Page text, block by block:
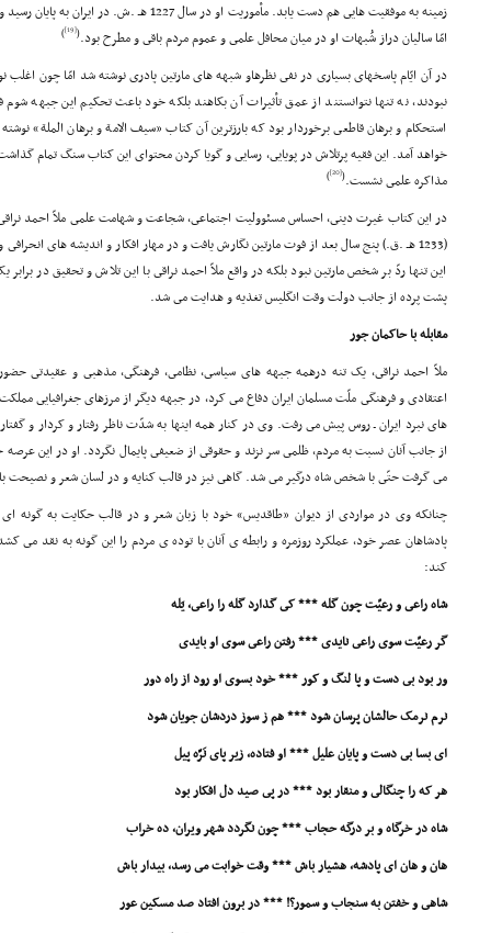
زمینه به موفقیت هایى هم دست یابد. مأموریت او در
امّا سالیان دراز شُبهات او در میان محافل علمى و عموم مردم باقى و مطرح بود.(
[19]
)
در آن ایّام پاسخهاى بسیارى در نفى نظرهاو شبهه هاى مارتین پادرى نوشته شد امّا چون اغلب
نبودند، نه تنها نتوانستند از عمق تأثیرات آن بکاهند بلکه خود باعث تحکیم این جبهه
استحکام و برهان قاطعى برخوردار بود که بارزترین آن کتاب «سیف الامة و برهان الملة»
خواهد آمد. این فقیه پرتلاش در پویایى، رسایى و گویا کردن محتواى این کتاب سنگ تمام
مذاکره علمى نشست.(
[20]
)
در این کتاب غیرت دینى، احساس مسئوولیت اجتماعى، شجاعت و شهامت علمى ملاّ احمد
(1233 هـ .ق.) پنج سال بعد از فوت مارتین نگارش یافت و در مهار افکار و اندیشه هاى
این تنها ردّ بر شخص مارتین نبود بلکه در واقع ملاّ احمد نراقى با این تلاش و تحقیق در
پشت پرده از جانب دولت وقت انگلیس تغذیه و هدایت مى شد.
مقابله با حاکمان جور
ملاّ احمد نراقى، یک تنه درهمه جبهه هاى سیاسى، نظامى، فرهنگى، مذهبى و عقیدتى
اعتقادى و فرهنگى ملّت مسلمان ایران دفاع مى کرد، در جبهه دیگر از مرزهاى جغرافیایى
هاى نبرد ایران ـ روس پیش مى رفت. وى در کنار همه اینها به شدّت ناظر رفتار و کردار و
از جانب آنان نسبت به مردم، ظلمى سر نزند و حقوقى از ضعیفى پایمال نگردد. او در این
مى گرفت حتّى با شخص شاه درگیر مى شد. گاهى نیز در قالب کنایه و در لسان شعر و نصیحت
چنانکه وى در مواردى از دیوان «طاقدیس» خود با زبان شعر و در قالب حکایت به گونه
پادشاهان عصر خود، عملکرد روزمره و رابطه ى آنان با توده ى مردم را این گونه به نقد مى
کند:
شاه راعى و رعیّت چون گله *** کى گذارد گله را راعى، یَله
گر رعیّت سوى راعى نایدى *** رفتن راعى سوى او بایدى
ور بود بى دست و پا لنگ و کور *** خود بسوى او رود از راه دور
نرم نرمک حالشان پرسان شود *** هم ز سوز دردشان جویان شود
اى بسا بى دست و پایان علیل *** او فتاده، زیر پاى نَرَّه پیل
هر که را چنگالى و منقار بود *** در پى صید دل افکار بود
شاه در خرگاه و بر درگه حجاب *** چون نگردد شهر ویران، ده خراب
هان و هان اى پادشه، هشیار باش *** وقت خوابت مى رسد، بیدار باش
شاهى و خفتن به سنجاب و سمور؟! *** در برون افتاد صد مسکین عور